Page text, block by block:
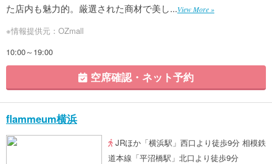
た店内も魅力的。厳選された商材で美し...View More »
※情報提供元：OZmall
10:00～19:00
空席確認・ネット予約
flammeum横浜
JRほか「横浜駅」西口より徒歩9分 相模鉄
道本線「平沼橋駅」北口より徒歩9分